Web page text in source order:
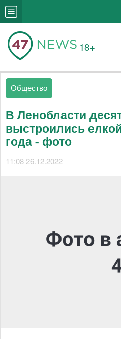
18+
Общество
В Ленобласти
выстроились
года - фото
11:08 26.12.2022